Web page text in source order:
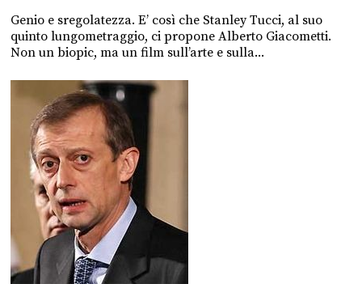
Genio e sregolatezza. E’ così che Stanley Tucci, al suo
quinto lungometraggio, ci propone Alberto Giacometti.
Non un biopic, ma un film sull’arte e sulla...